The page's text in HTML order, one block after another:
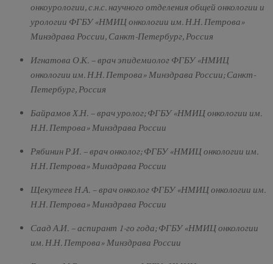
онкоурологии, с.н.с. научного отделения общей онкологии и
урологии ФГБУ «НМИЦ онкологии им. Н.Н. Петрова»
Минздрава России, Санкт-Петербург, Россия
Игнатова О.К. – врач эпидемиолог ФГБУ «НМИЦ
онкологии им. Н.Н. Петрова» Минздрава России; Санкт-
Петербург, Россия
Байрамов Х.Н. – врач уролог; ФГБУ «НМИЦ онкологии им.
Н.Н. Петрова» Минздрава России
Рябинин Р.И. – врач онколог; ФГБУ «НМИЦ онкологии им.
Н.Н. Петрова» Минздрава России
Щекутеев Н.А. – врач онколог ФГБУ «НМИЦ онкологии им.
Н.Н. Петрова» Минздрава России
Саад А.И. – аспирант 1-го года; ФГБУ «НМИЦ онкологии
им. Н.Н. Петрова» Минздрава России